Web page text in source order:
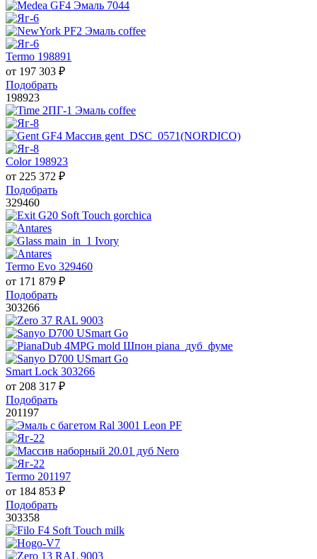
Termo 198891
от 197 303 ₽
Подобрать
198923
Color 198923
от 225 372 ₽
Подобрать
329460
Termo Evo 329460
от 171 879 ₽
Подобрать
303266
Smart Lock 303266
от 208 317 ₽
Подобрать
201197
Termo 201197
от 184 853 ₽
Подобрать
303358